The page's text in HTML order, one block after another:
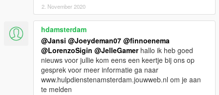
2. November 2020
hdamsterdam
@Jansi @Joeydeman07 @finnoenema
@LorenzoSigin @JelleGamerhallo ik heb goed
nieuws voor jullie kom eens een keertje bij ons op
gesprek voor meer informatie ga naar
www.hulpdienstenamsterdam.jouwweb.nl om je aan
te melden